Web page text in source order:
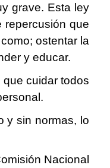
grave. Esta ley
repercusión que
ostentar la
y educar.
cuidar todos
y sin normas, lo
Nacional